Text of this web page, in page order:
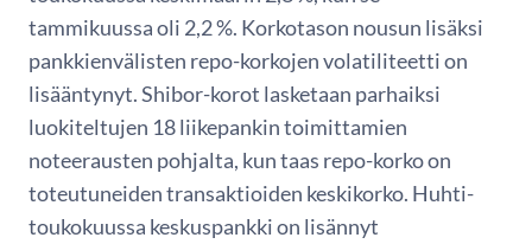
tammikuussa oli 2,2 %. Korkotason nousun lisäksi
pankkienvälisten repo-korkojen volatiliteetti on
lisääntynyt. Shibor-korot lasketaan parhaiksi
luokiteltujen 18 liikepankin toimittamien
noteerausten pohjalta, kun taas repo-korko on
toteutuneiden transaktioiden keskikorko. Huhti-
toukokuussa keskuspankki on lisännyt